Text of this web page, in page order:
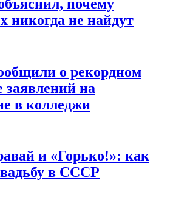
почему
никогда не найдут
о рекордном
заявлений на
в колледжи
и «Горько!»: как
в СССР